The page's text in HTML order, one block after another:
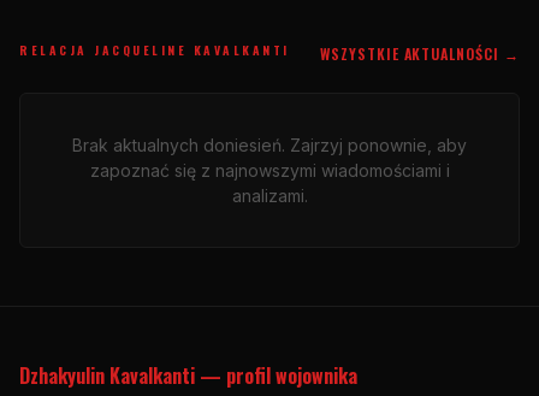
RELACJA JACQUELINE KAVALKANTI WSZYSTKIE AKTUALNOŚCI →
Brak aktualnych doniesień. Zajrzyj ponownie, aby
zapoznać się z najnowszymi wiadomościami i
analizami.
Dzhakyulin Kavalkanti — profil wojownika